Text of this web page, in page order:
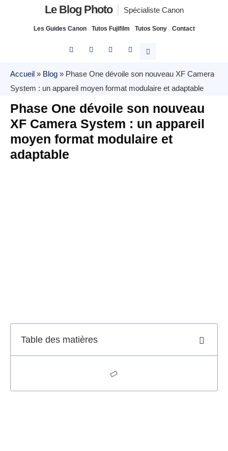
Le Blog Photo Spécialiste Canon
Les Guides Canon Tutos Fujifilm Tutos Sony Contact
Accueil » Blog » Phase One dévoile son nouveau XF Camera
System : un appareil moyen format modulaire et adaptable
Phase One dévoile son nouveau
XF Camera System : un appareil
moyen format modulaire et
adaptable
Table des matières